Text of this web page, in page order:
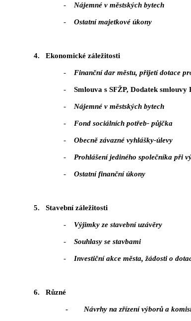
- Nájemné v městských bytech
- Ostatní majetkové úkony
4. Ekonomické záležitosti
- Finanční dar městu, přijetí dotace
- Smlouva s SFŽP, Dodatek
- Nájemné v městských bytech
- Fond sociálních potřeb- půjčka
- Obecně závazné vyhlášky-úlevy
- Prohlášení jediného společníka při
- Ostatní finanční úkony
5. Stavební záležitosti
- Výjimky ze stavební uzávěry
- Souhlasy se stavbami
- Investiční akce města, žádosti o
6. Různé
- Návrhy na zřízení výborů a